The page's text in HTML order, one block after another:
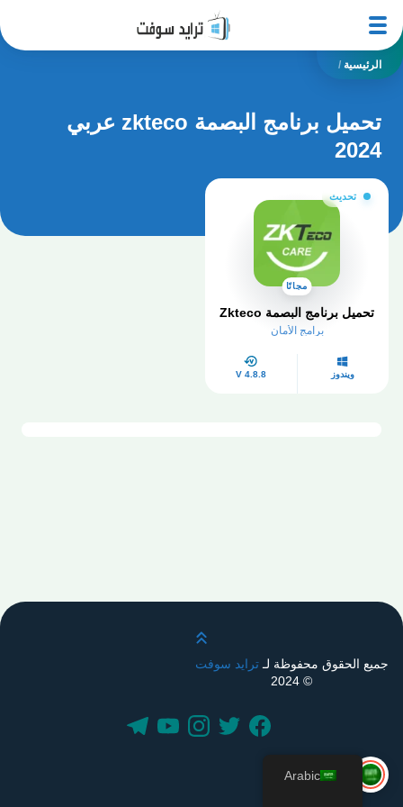
الرئيسية /
تحميل برنامج البصمة zkteco عربي
2024
تحديث
مجانًا
تحميل برنامج البصمة Zkteco
برامج الأمان
ويندوز V 4.8.8
قم بالتمرير لأعلى
جميع الحقوق محفوظة لـترايد سوفت
© 2024
Arabic